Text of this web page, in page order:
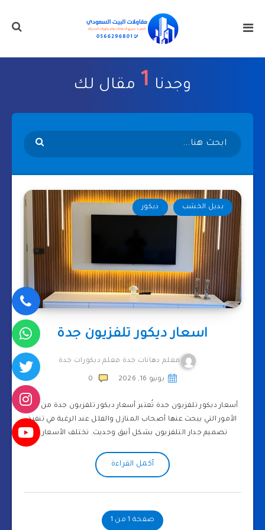
وجدنا 1 مقال لك
بديل الخشب ديكور
اسعار ديكور تلفزيون جدة
معلم دهانات جدة معلم ديكورات جدة
يونيو 16, 2026 0
أسعار ديكور تلفزيون جدة تُعتبر أسعار ديكور تلفزيون جدة من أكثر
الأمور التي يبحث عنها أصحاب المنازل والفلل عند الرغبة في تنفيذ
تصميم جدار التلفزيون بشكل أنيق وحديث. تختلف الأسعار…
أكمل القراءة
صفحة 1 من 1